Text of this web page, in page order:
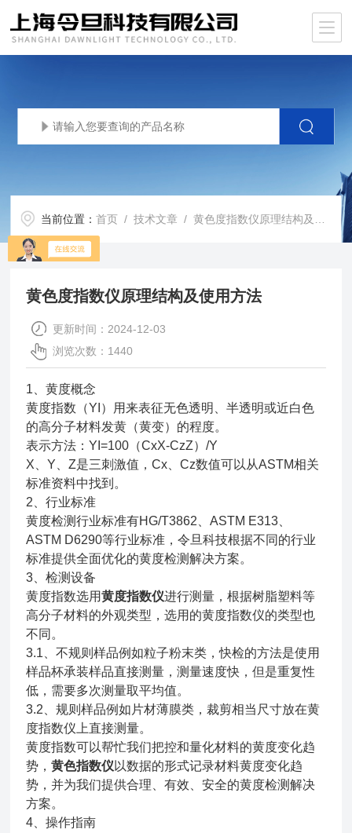
当前位置：首页 /技术文章 / 黄色度指数仪原理结构及使用方法
黄色度指数仪原理结构及使用方法
更新时间：2024-12-03
浏览次数：1440
1、黄度概念
黄度指数（YI）用来表征无色透明、半透明或近白色
的高分子材料发黄（黄变）的程度。
表示方法：YI=100（CxX-CzZ）/Y
X、Y、Z是三刺激值，Cx、Cz数值可以从ASTM相关
标准资料中找到。
2、行业标准
黄度检测行业标准有HG/T3862、ASTM E313、
ASTM D6290等行业标准，令旦科技根据不同的行业
标准提供全面优化的黄度检测解决方案。
3、检测设备
黄度指数选用黄度指数仪进行测量，根据树脂塑料等
高分子材料的外观类型，选用的黄度指数仪的类型也
不同。
3.1、不规则样品例如粒子粉末类，快检的方法是使用
样品杯承装样品直接测量，测量速度快，但是重复性
低，需要多次测量取平均值。
3.2、规则样品例如片材薄膜类，裁剪相当尺寸放在黄
度指数仪上直接测量。
黄度指数可以帮忙我们把控和量化材料的黄度变化趋
势，黄色指数仪 以数据的形式记录材料黄度变化趋
势，并为我们提供合理、有效、安全的黄度检测解决
方案。
4、操作指南